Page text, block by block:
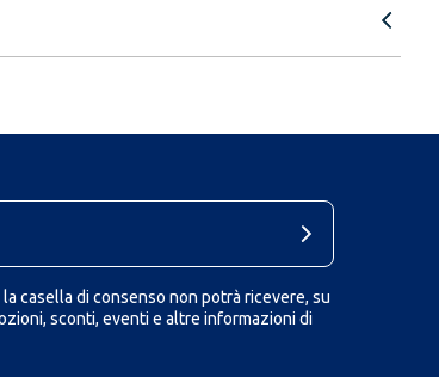
casella di consenso non potrà ricevere, su
sconti, eventi e altre informazioni di